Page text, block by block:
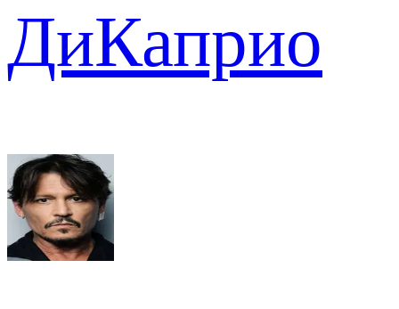
ДиКаприо